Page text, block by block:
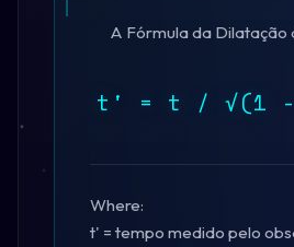
A Fórmula da Dilatação
t' = t / √(1 -
Where:
t' = tempo medido pelo